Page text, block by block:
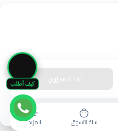
كيف أطلب نفذ المخزون
سلة التسوق المزيد